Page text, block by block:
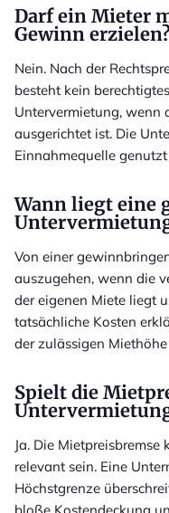
Darf ein Mieter
Gewinn
Nein. Nach der
besteht kein
Untervermietung, wenn
ausgerichtet ist. Die
Einnahmequelle
Wann liegt eine
Von einer
auszugehen, wenn die
der eigenen Miete liegt
tatsächliche Kosten
der zulässigen
Spielt die
Ja. Die
relevant sein. Eine
Höchstgrenze